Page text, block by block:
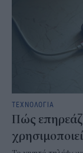
ΤΕΧΝΟΛΟΓΙΑ
Πώς